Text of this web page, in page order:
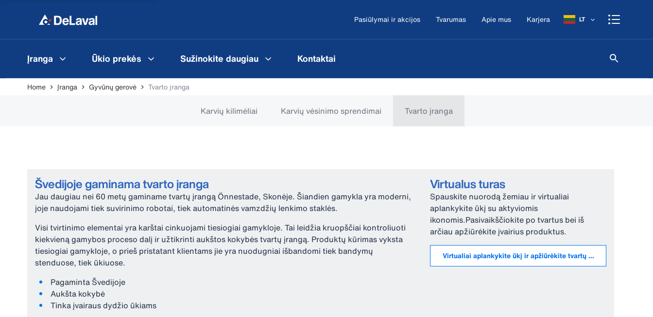
Pasiūlymai ir akcijos Tvarumas Apie mus Karjera LT
Įranga Ūkio prekės Sužinokite daugiau Kontaktai
Home Įranga Gyvūnų gerovė Tvarto įranga
Karvių kilimėliai Karvių vėsinimo sprendimai Tvarto įranga
Švedijoje gaminama tvarto įranga
Jau daugiau nei 60 metų gaminame tvartų įrangą Önnestade, Skonėje. Šiandien gamykla yra moderni,
joje naudojami tiek suvirinimo robotai, tiek automatinės vamzdžių lenkimo staklės.
Visi tvirtinimo elementai yra karštai cinkuojami tiesiogiai gamykloje. Tai leidžia kruopščiai kontroliuoti
kiekvieną gamybos proceso dalį ir užtikrinti aukštos kokybės tvartų įrangą. Produktų kūrimas vyksta
tiesiogiai gamykloje, o prieš pristatant klientams jie yra nuodugniai išbandomi tiek bandymų
stenduose, tiek ūkiuose.
Pagaminta Švedijoje
Aukšta kokybė
Tinka įvairaus dydžio ūkiams
Virtualus turas
Spauskite nuorodą žemiau ir virtualiai
aplankykite ūkį su aktyviomis
ikonomis.Pasivaikščiokite po tvartus bei iš
arčiau apžiūrėkite įvairius produktus.
Virtualiai aplankykite ūkį ir apžiūrėkite tvartų įrangą